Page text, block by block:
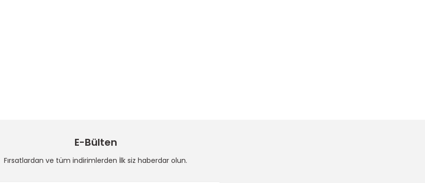
E-Bülten
Fırsatlardan ve tüm indirimlerden İlk siz haberdar olun.